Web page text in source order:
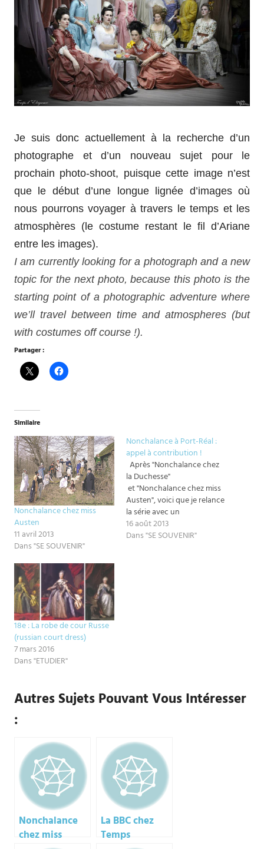
Je suis donc actuellement à la recherche d’un
photographe et d’un nouveau sujet pour le
prochain photo-shoot, puisque cette image n’est
que le début d’une longue lignée d’images où
nous pourrons voyager à travers le temps et les
atmosphères (le costume restant le fil d’Ariane
entre les images).
I am currently looking for a photograph and a new
topic for the next photo, because this photo is the
starting point of a photographic adventure where
we’ll travel between time and atmospheres (but
with costumes off course !).
Partager :
Similaire
Nonchalance chez miss
Austen
11 avril 2013
Dans "SE SOUVENIR"
Nonchalance à Port-Réal :
appel à contribution !
Après "Nonchalance chez
la Duchesse"
et "Nonchalance chez miss
Austen", voici que je relance
la série avec un
"Nonchalance à Port-Réal".
Donc pour une fois ce ne
16 août 2013
Dans "SE SOUVENIR"
18e : La robe de cour Russe
(russian court dress)
7 mars 2016
Dans "ETUDIER"
Autres Sujets Pouvant Vous Intéresser
:
Nonchalance
chez miss
La BBC chez
Temps